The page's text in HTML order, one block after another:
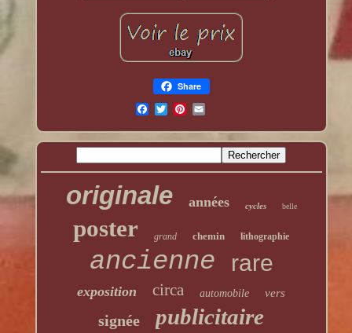
Share
originale années cycles belle
poster grand chemin lithographie
ancienne rare
exposition circa automobile vers
signée publicitaire